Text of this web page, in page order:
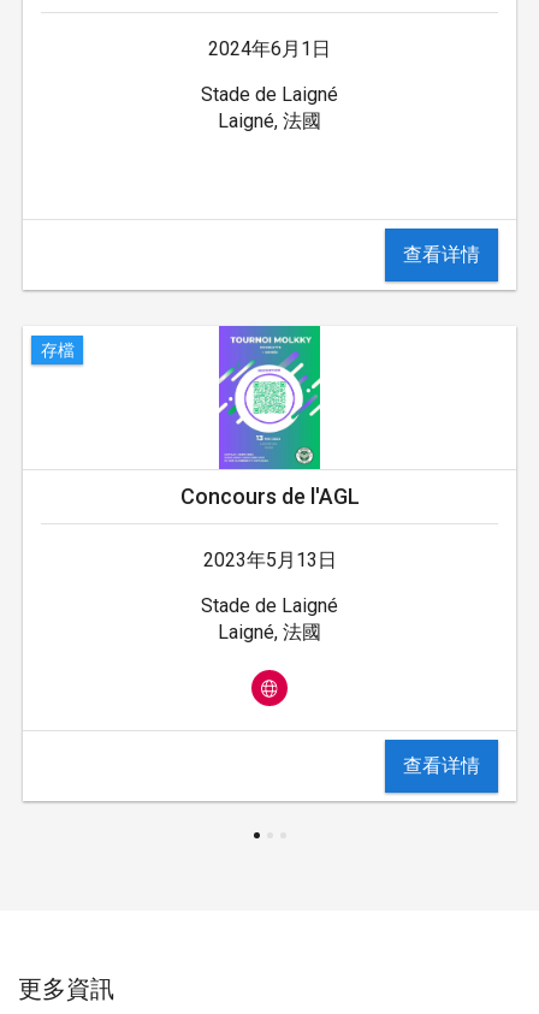
2024年6月1日
Stade de Laigné
Laigné, 法國
查看详情
存檔
Concours de l'AGL
2023年5月13日
Stade de Laigné
Laigné, 法國
查看详情
更多資訊